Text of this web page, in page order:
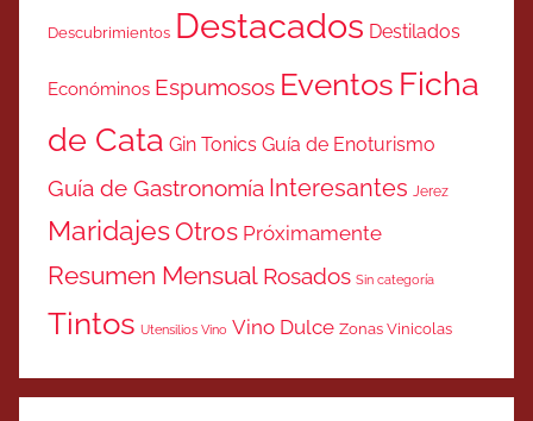
Descubrimientos Destacados Destilados
Económinos Espumosos Eventos Ficha
de Cata Gin Tonics Guía de Enoturismo
Guía de Gastronomía Interesantes Jerez
MaridajesOtros Próximamente
Resumen Mensual Rosados Sin categoría
Tintos Utensilios Vino Vino Dulce Zonas Vinicolas